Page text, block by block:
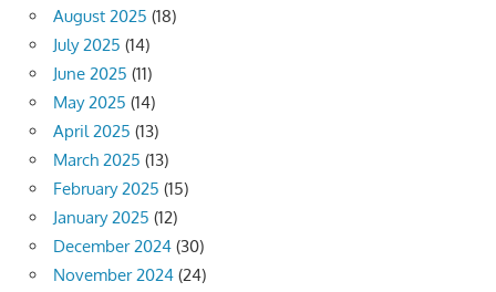
August 2025 (18)
July 2025 (14)
June 2025 (11)
May 2025 (14)
April 2025 (13)
March 2025 (13)
February 2025 (15)
January 2025 (12)
December 2024 (30)
November 2024 (24)